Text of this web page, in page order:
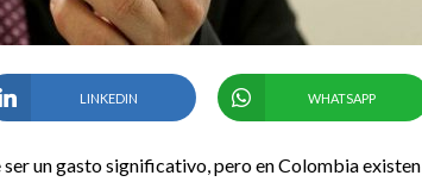
LINKEDIN WHATSAPP
un gasto significativo, pero en Colombia existen